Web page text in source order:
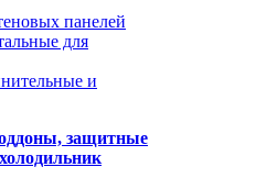
панелей
для
и
защитные